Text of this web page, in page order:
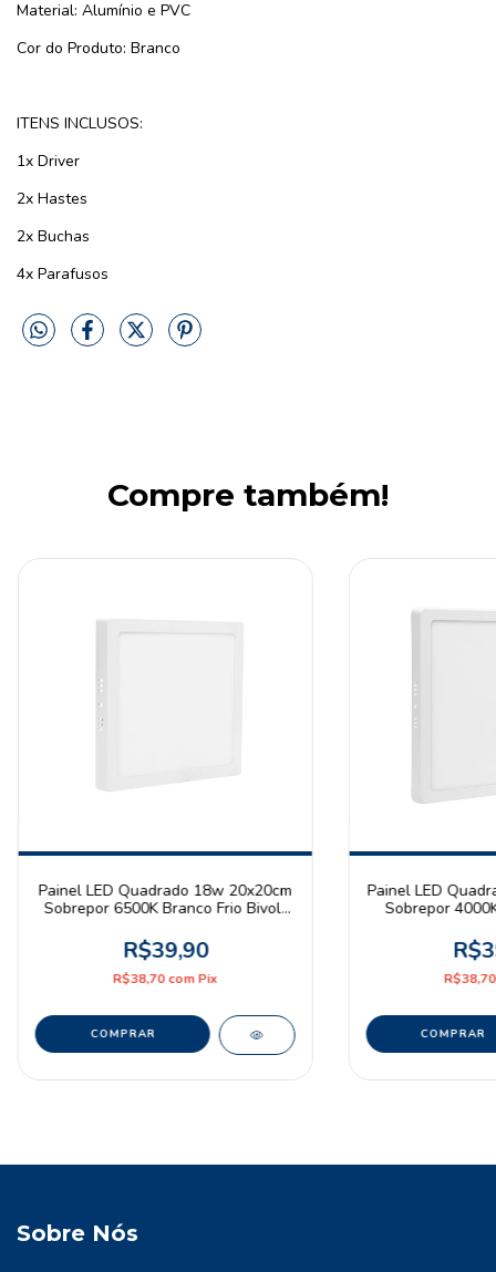
Material: Alumínio e PVC
Cor do Produto: Branco
ITENS INCLUSOS:
1x Driver
2x Hastes
2x Buchas
4x Parafusos
Compre também!
Painel LED Quadrado 18w 20x20cm
Sobrepor 6500K Branco Frio Bivolt
R$39,90
R$38,70comPix
Painel LED
Sobrepor
Sobre Nós